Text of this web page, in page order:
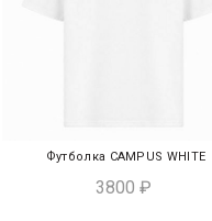
ЭКСПРЕСС-ПОКУПКА
Футболка CAMPUS WHITE
3800 ₽